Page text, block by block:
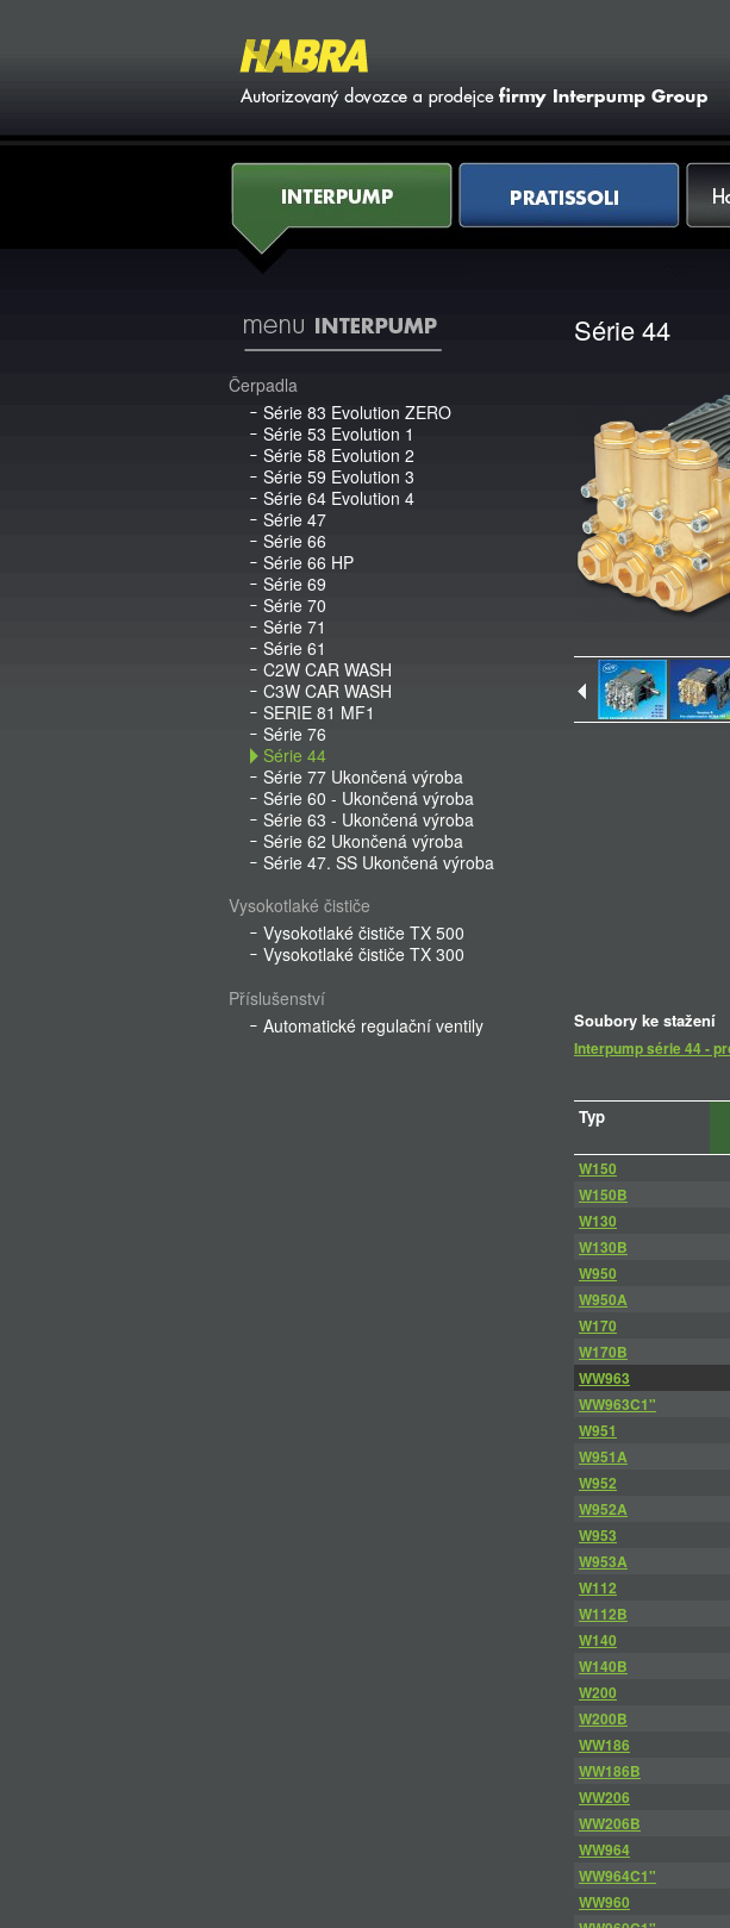
Interpump Pratissoli
Série 44
Soubory ke stažení
Interpump série 44 -
Typ
W150
W150B
W130
W130B
W950
W950A
W170
W170B
WW963
WW963C1"
W951
W951A
W952
W952A
W953
W953A
W112
W112B
W140
W140B
W200
W200B
WW186
WW186B
WW206
WW206B
WW964
WW964C1"
WW960
Čerpadla
Série 83 Evolution ZERO
Série 53 Evolution 1
Série 58 Evolution 2
Série 59 Evolution 3
Série 64 Evolution 4
Série 47
Série 66
Série 66 HP
Série 69
Série 70
Série 71
Série 61
C2W CAR WASH
C3W CAR WASH
SERIE 81 MF1
Série 76
Série 44
Série 77 Ukončená výroba
Série 60 - Ukončená výroba
Série 63 - Ukončená výroba
Série 62 Ukončená výroba
Série 47. SS Ukončená výroba
Vysokotlaké čističe
Vysokotlaké čističe TX 500
Vysokotlaké čističe TX 300
Příslušenství
Automatické regulační ventily